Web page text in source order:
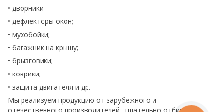
• дворники;
• дефлекторы окон;
• мухобойки;
• багажник на крышу;
• брызговики;
• коврики;
• защита двигателя и др.
Мы реализуем продукцию от зарубежного и
отечественного производителей, тщательно отбирая